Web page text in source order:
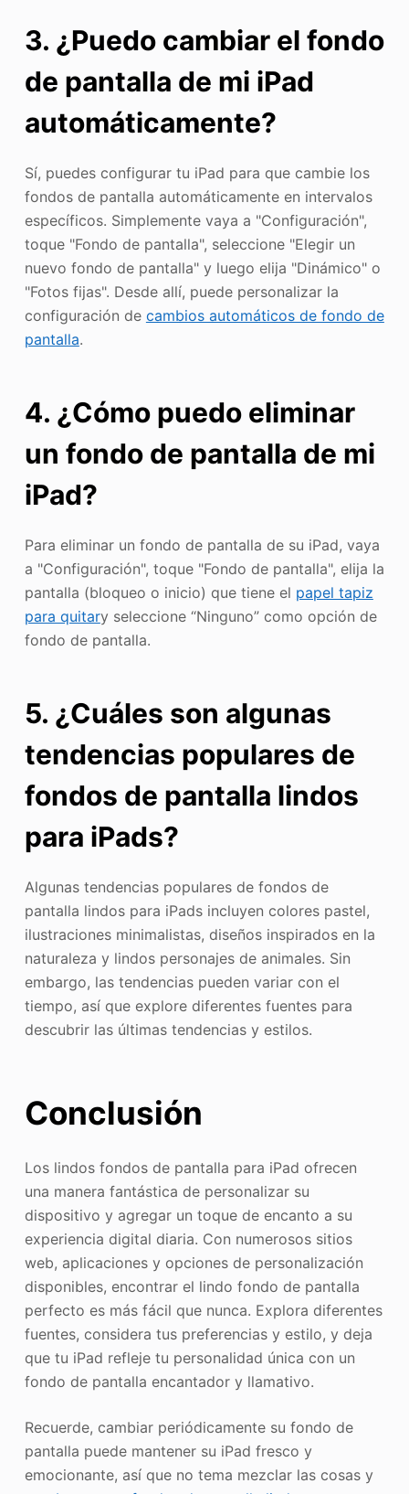
3. ¿Puedo cambiar el fondo
de pantalla de mi iPad
automáticamente?
Sí, puedes configurar tu iPad para que cambie los
fondos de pantalla automáticamente en intervalos
específicos. Simplemente vaya a "Configuración",
toque "Fondo de pantalla", seleccione "Elegir un
nuevo fondo de pantalla" y luego elija "Dinámico" o
"Fotos fijas". Desde allí, puede personalizar la
configuración de cambios automáticos de fondo de
pantalla.
4. ¿Cómo puedo eliminar
un fondo de pantalla de mi
iPad?
Para eliminar un fondo de pantalla de su iPad, vaya
a "Configuración", toque "Fondo de pantalla", elija la
pantalla (bloqueo o inicio) que tiene el papel tapiz
para quitary seleccione “Ninguno” como opción de
fondo de pantalla.
5. ¿Cuáles son algunas
tendencias populares de
fondos de pantalla lindos
para iPads?
Algunas tendencias populares de fondos de
pantalla lindos para iPads incluyen colores pastel,
ilustraciones minimalistas, diseños inspirados en la
naturaleza y lindos personajes de animales. Sin
embargo, las tendencias pueden variar con el
tiempo, así que explore diferentes fuentes para
descubrir las últimas tendencias y estilos.
Conclusión
Los lindos fondos de pantalla para iPad ofrecen
una manera fantástica de personalizar su
dispositivo y agregar un toque de encanto a su
experiencia digital diaria. Con numerosos sitios
web, aplicaciones y opciones de personalización
disponibles, encontrar el lindo fondo de pantalla
perfecto es más fácil que nunca. Explora diferentes
fuentes, considera tus preferencias y estilo, y deja
que tu iPad refleje tu personalidad única con un
fondo de pantalla encantador y llamativo.
Recuerde, cambiar periódicamente su fondo de
pantalla puede mantener su iPad fresco y
emocionante, así que no tema mezclar las cosas y